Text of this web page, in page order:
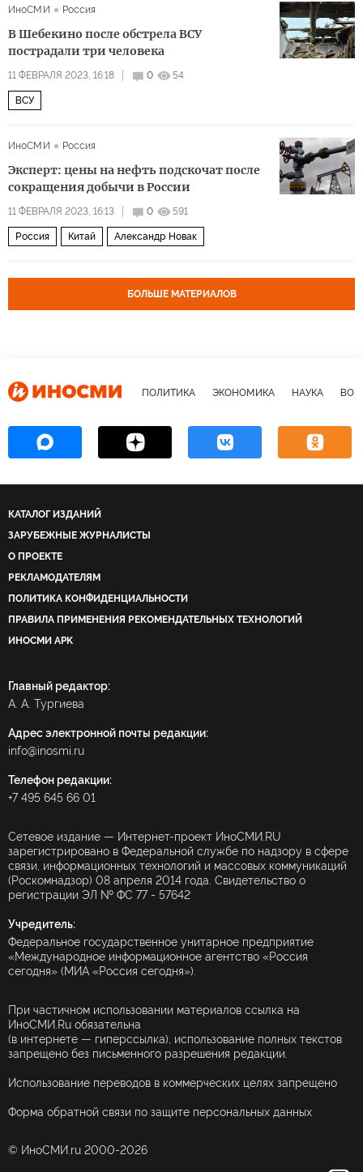
ИноСМИ Россия
В Шебекино после обстрела ВСУ
пострадали три человека
11 ФЕВРАЛЯ 2023, 16:18 0 54
ВСУ
ИноСМИ Россия
Эксперт: цены на нефть подскочат после
сокращения добычи в России
11 ФЕВРАЛЯ 2023, 16:13 0 591
Россия Китай Александр Новак
БОЛЬШЕ МАТЕРИАЛОВ
ПОЛИТИКА ЭКОНОМИКА НАУКА
КАТАЛОГ ИЗДАНИЙ
ЗАРУБЕЖНЫЕ ЖУРНАЛИСТЫ
О ПРОЕКТЕ
РЕКЛАМОДАТЕЛЯМ
ПОЛИТИКА КОНФИДЕНЦИАЛЬНОСТИ
ПРАВИЛА ПРИМЕНЕНИЯ РЕКОМЕНДАТЕЛЬНЫХ ТЕХНОЛОГИЙ
ИНОСМИ APK
Главный редактор:
А. А. Тургиева
Адрес электронной почты редакции:
info@inosmi.ru
Телефон редакции:
+7 495 645 66 01
Сетевое издание — Интернет-проект ИноСМИ.RU
зарегистрировано в Федеральной службе по надзору в сфере
связи, информационных технологий и массовых коммуникаций
(Роскомнадзор) 08 апреля 2014 года. Свидетельство о
регистрации ЭЛ № ФС 77 - 57642
Учредитель:
Федеральное государственное унитарное предприятие
«Международное информационное агентство «Россия
сегодня» (МИА «Россия сегодня»).
При частичном использовании материалов ссылка на
ИноСМИ.Ru обязательна
(в интернете — гиперссылка), использование полных текстов
запрещено без письменного разрешения редакции.
Использование переводов в коммерческих целях запрещено
Форма обратной связи по защите персональных данных
© ИноСМИ.ru 2000-2026